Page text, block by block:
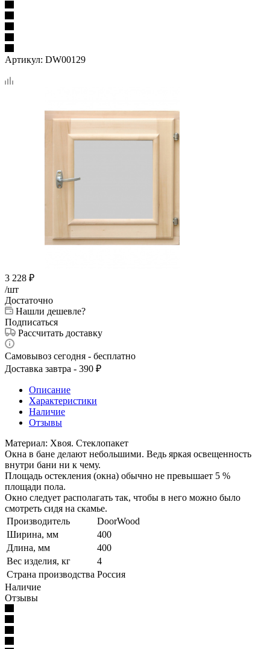
Артикул: DW00129
3 228 ₽
/шт
Достаточно
Нашли дешевле?
Подписаться
Рассчитать доставку
Самовывоз сегодня - бесплатно
Доставка завтра - 390 ₽
Описание
Характеристики
Наличие
Отзывы
Материал: Хвоя. Стеклопакет
Окна в бане делают небольшими. Ведь яркая освещенность
внутри бани ни к чему.
Площадь остекления (окна) обычно не превышает 5 %
площади пола.
Окно следует располагать так, чтобы в него можно было
смотреть сидя на скамье.
Производитель
DoorWood
Ширина, мм
400
Длина, мм
400
Вес изделия, кг
4
Страна производства Россия
Наличие
Отзывы